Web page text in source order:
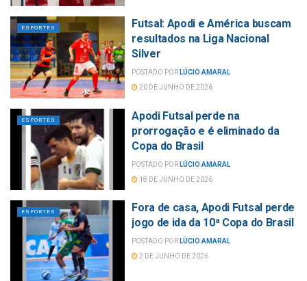
ESPORTES
Futsal: Apodi e América buscam
resultados na Liga Nacional
Silver
POSTADO POR LÚCIO AMARAL
20 DE JUNHO DE 2026
ESPORTES
Apodi Futsal perde na
prorrogação e é eliminado da
Copa do Brasil
POSTADO POR LÚCIO AMARAL
18 DE JUNHO DE 2026
ESPORTES
Fora de casa, Apodi Futsal perde
jogo de ida da 10ª Copa do Brasil
POSTADO POR LÚCIO AMARAL
2 DE JUNHO DE 2026